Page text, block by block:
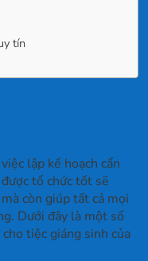
tín
lập kế hoạch cẩn
tổ chức tốt sẽ
còn giúp tất cả mọi
Dưới đây là một số
tiệc giáng sinh của